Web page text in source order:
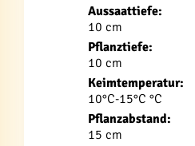
Aussaattiefe:
10 cm
Pflanztiefe:
10 cm
Keimtemperatur:
10°C-15°C °C
Pflanzabstand:
15 cm